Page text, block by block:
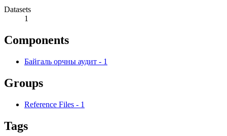
Datasets
1
Components
Байгаль орчны аудит - 1
Groups
Reference Files - 1
Tags